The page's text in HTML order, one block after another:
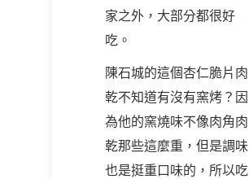
家之外，大部分都很好
吃。
陳石城的這個杏仁脆片肉
乾不知道有沒有窯烤？因
為他的窯燒味不像肉角肉
乾那些這麼重，但是調味
也是挺重口味的，所以吃